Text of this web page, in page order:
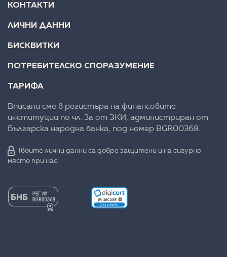
КОНТАКТИ
ЛИЧНИ ДАННИ
БИСКВИТКИ
ПОТРЕБИТЕЛСКО СПОРАЗУМЕНИЕ
ТАРИФА
Вписани сме в регистъра на финансовите
институции по чл. 3а от ЗКИ, администриран от
Българска народна банка, под номер BGR00368.
Твоите лични данни са добре защитени и на сигурно
място при нас.